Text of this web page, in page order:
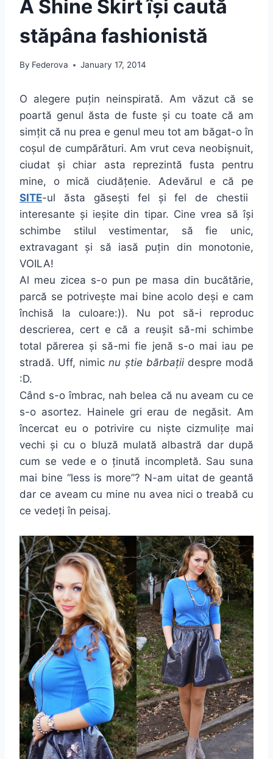
A Shine Skirt își caută
stăpâna fashionistă
By Federova January 17, 2014
O alegere puțin neinspirată. Am văzut că se
poartă genul ăsta de fuste și cu toate că am
simțit că nu prea e genul meu tot am băgat-o în
coșul de cumpărături. Am vrut ceva neobișnuit,
ciudat și chiar asta reprezintă fusta pentru
mine, o mică ciudățenie. Adevărul e că pe
SITE-ul ăsta găsești fel și fel de chestii
interesante și ieșite din tipar. Cine vrea să își
schimbe stilul vestimentar, să fie unic,
extravagant și să iasă puțin din monotonie,
VOILA!
Al meu zicea s-o pun pe masa din bucătărie,
parcă se potrivește mai bine acolo deși e cam
închisă la culoare:)). Nu pot să-i reproduc
descrierea, cert e că a reușit să-mi schimbe
total părerea și să-mi fie jenă s-o mai iau pe
stradă. Uff, nimic nu știe bărbațiidespre modă
:D.
Când s-o îmbrac, nah belea că nu aveam cu ce
s-o asortez. Hainele gri erau de negăsit. Am
încercat eu o potrivire cu niște cizmulițe mai
vechi și cu o bluză mulată albastră dar după
cum se vede e o ținută incompletă. Sau suna
mai bine “less is more”? N-am uitat de geantă
dar ce aveam cu mine nu avea nici o treabă cu
ce vedeți în peisaj.